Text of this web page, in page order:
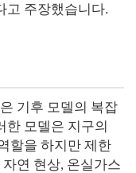
고 주장했습니다.
기후 모델의 복잡
한 모델은 지구의
할을 하지만 제한
연 현상, 온실가스